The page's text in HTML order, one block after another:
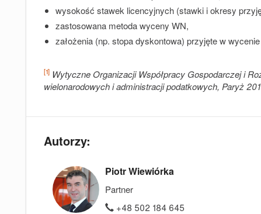
wysokość stawek licencyjnych (stawki i okresy
zastosowana metoda wyceny WN,
założenia (np. stopa dyskontowa) przyjęte w
[1] Wytyczne Organizacji Współpracy Gospodarczej i
wielonarodowych i administracji podatkowych, Paryż
Autorzy:
Piotr Wiewiórka
Partner
+48 502 184 645